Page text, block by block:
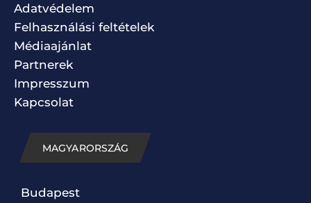
Adatvédelem
Felhasználási feltételek
Médiaajánlat
Partnerek
Impresszum
Kapcsolat
MAGYARORSZÁG
Budapest